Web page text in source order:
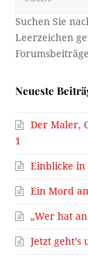
Neueste
Der Maler,
1
Einblicke in
Ein Mord
„Wer hat
Jetzt